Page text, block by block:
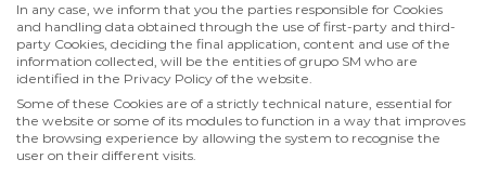
Política de privacidad
Acepto
Deseo recibir comunicaciones comerciales de grupo SM
Enviar
In any case, we inform that you the parties responsible for Cookies
and handling data obtained through the use of first-party and third-
party Cookies, deciding the final application, content and use of the
information collected, will be the entities of grupo SM who are
identified in the Privacy Policy of the website.
Some of these Cookies are of a strictly technical nature, essential for
the website or some of its modules to function in a way that improves
the browsing experience by allowing the system to recognise the
user on their different visits.